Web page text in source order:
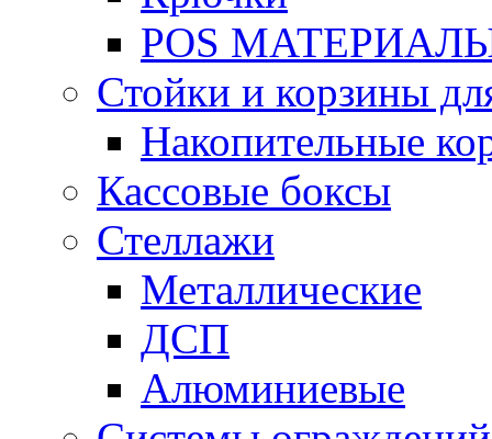
POS
Стойки и корзины
Накопительные
Кассовые боксы
Стеллажи
Металлические
ДСП
Алюминиевые